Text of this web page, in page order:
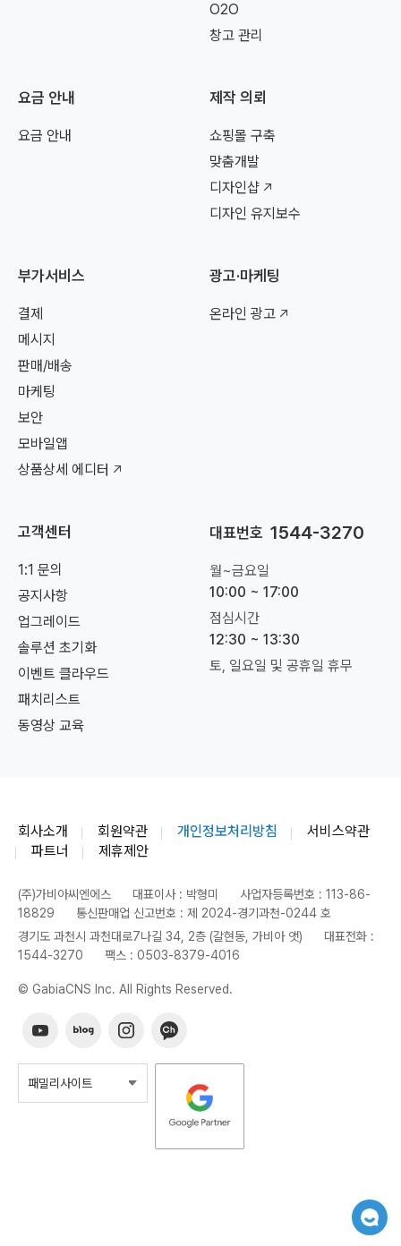
O2O
창고 관리
요금 안내
요금 안내
제작 의뢰
쇼핑몰 구축
맞춤개발
디자인샵
디자인 유지보수
부가서비스
결제
메시지
판매/배송
마케팅
보안
모바일앱
상품상세 에디터
광고·마케팅
온라인 광고
고객센터
1:1 문의
공지사항
업그레이드
솔루션 초기화
이벤트 클라우드
패치리스트
동영상 교육
대표번호 1544-3270
월~금요일
10:00 ~ 17:00
점심시간
12:30 ~ 13:30
토, 일요일 및 공휴일 휴무
회사소개 회원약관 개인정보처리방침
서비스약관
파트너
제휴제안
(주)가비아씨엔에스 대표이사 : 박형미
사업자등록번호 : 113-86-
18829
통신판매업 신고번호 : 제 2024-경기과천-0244 호
경기도 과천시 과천대로7나길 34, 2층 (갈현동, 가비아 앳)
대표전화 :
1544-3270
팩스 : 0503-8379-4016
© GabiaCNS Inc. All Rights Reserved.